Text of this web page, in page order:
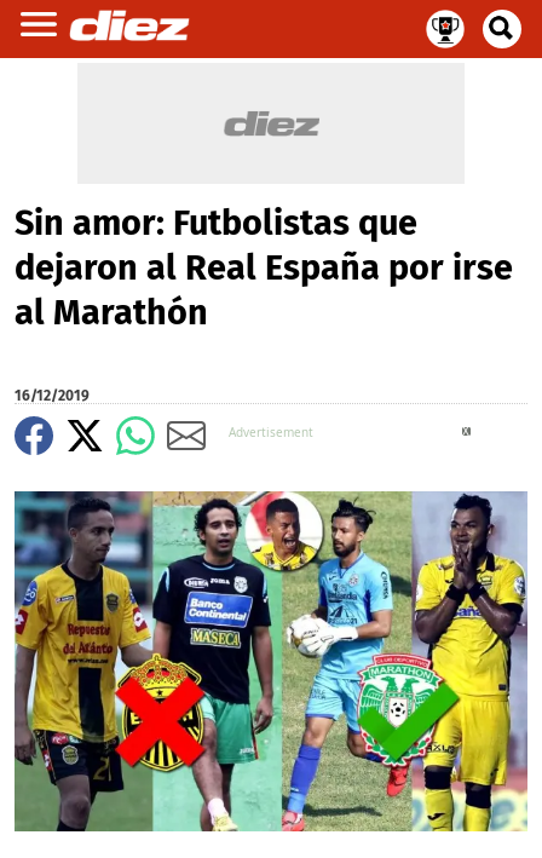
Sin amor: Futbolistas que
dejaron al Real España por irse
al Marathón
16/12/2019
X